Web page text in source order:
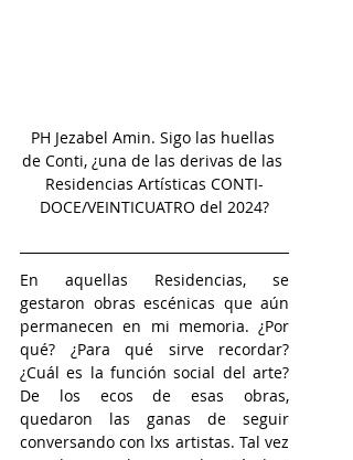
PH Jezabel Amin. Sigo las huellas
de Conti, ¿una de las derivas de las
Residencias Artísticas CONTI-
DOCE/VEINTICUATRO del 2024?
En aquellas Residencias, se
gestaron obras escénicas que aún
permanecen en mi memoria. ¿Por
qué? ¿Para qué sirve recordar?
¿Cuál es la función social del arte?
De los ecos de esas obras,
quedaron las ganas de seguir
conversando con lxs artistas. Tal vez